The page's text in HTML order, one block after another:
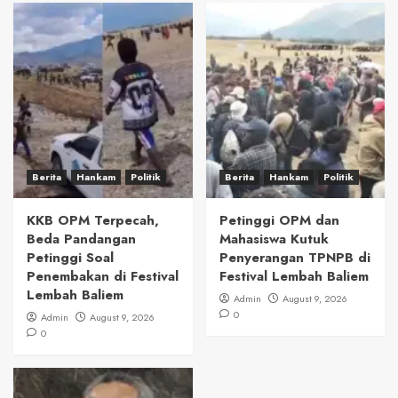
Berita Hankam Politik
KKB OPM Terpecah,
Beda Pandangan
Petinggi Soal
Penembakan di Festival
Lembah Baliem
Admin
August 9, 2026
0
Berita Hankam Politik
Petinggi OPM dan
Mahasiswa Kutuk
Penyerangan TPNPB di
Festival Lembah Baliem
Admin
August 9, 2026
0